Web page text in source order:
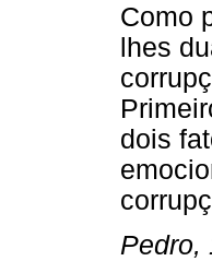
Como
lhes
dois
Pedro,